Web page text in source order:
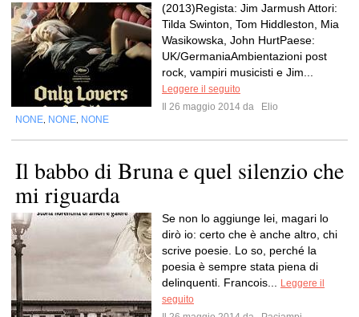
(2013)Regista: Jim Jarmush Attori:
Tilda Swinton, Tom Hiddleston, Mia
Wasikowska, John HurtPaese:
UK/GermaniaAmbientazioni post
rock, vampiri musicisti e Jim...
Leggere il seguito
Il 26 maggio 2014 da
Elio
NONE NONE NONE
Il babbo di Bruna e quel silenzio che
mi riguarda
Se non lo aggiunge lei, magari lo
dirò io: certo che è anche altro, chi
scrive poesie. Lo so, perché la
poesia è sempre stata piena di
delinquenti. Francois...
Leggere il
seguito